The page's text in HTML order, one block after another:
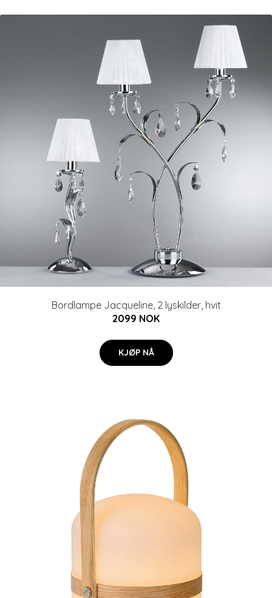
Bordlampe Jacqueline, 2 lyskilder, hvit
2099 NOK
KJØP NÅ